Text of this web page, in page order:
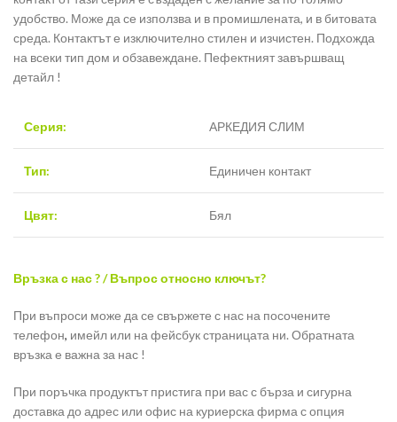
удобство. Може да се използва и в промишлената, и в битовата
среда. Контактът е изключително стилен и изчистен. Подхожда
на всеки тип дом и обзавеждане. Пефектният завършващ
детайл !
Серия: АРКЕДИЯ СЛИМ
Тип: Единичен контакт
Цвят: Бял
Връзка с нас ? / Въпрос относно ключът?
При въпроси може да се свържете с нас на посочените
телефон, имейл или на фейсбук страницата ни. Обратната
връзка е важна за нас !
При поръчка продуктът пристига при вас с бърза и сигурна
доставка до адрес или офис на куриерска фирма с опция